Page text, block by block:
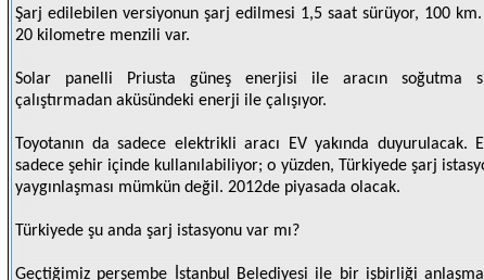
Şarj edilebilen versiyonun şarj edilmesi 1,5 saat sürüyor, 100 km.
20 kilometre menzili var.
Solar panelli Priusta güneş enerjisi ile aracın soğutma
çalıştırmadan aküsündeki enerji ile çalışıyor.
Toyotanın da sadece elektrikli aracı EV yakında duyurulacak.
sadece şehir içinde kullanılabiliyor; o yüzden, Türkiyede şarj
yaygınlaşması mümkün değil. 2012de piyasada olacak.
Türkiyede şu anda şarj istasyonu var mı?
Geçtiğimiz perşembe İstanbul Belediyesi ile bir işbirliği